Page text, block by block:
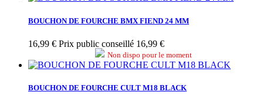
BOUCHON DE FOURCHE BMX FIEND 24 MM
16,99 € Prix public conseillé 16,99 €
Non dispo pour le moment
BOUCHON DE FOURCHE CULT M18 BLACK